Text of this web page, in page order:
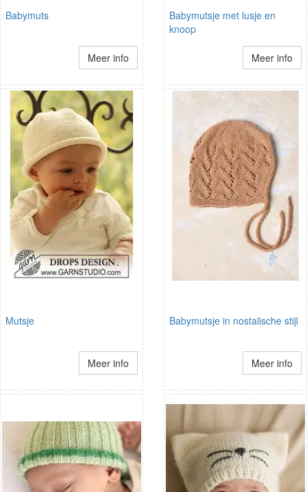
Babymuts
Meer info
Babymutsje met lusje en
knoop
Meer info
Mutsje
Meer info
Babymutsje in nostalische stijl
Meer info